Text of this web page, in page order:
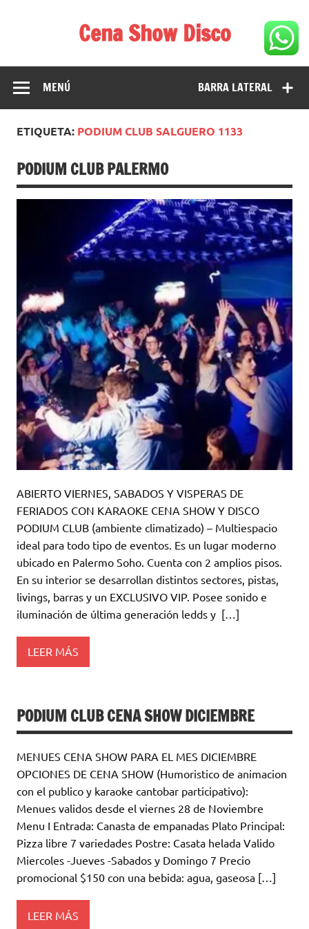
Cena Show Disco
Cena Show Disco – DISCO CENA SHOW GUIA DE
RESTAURANTES
BARRA LATERAL
MENÚ
ETIQUETA: PODIUM CLUB SALGUERO 1133
PODIUM CLUB PALERMO
ABIERTO VIERNES, SABADOS Y VISPERAS DE
FERIADOS CON KARAOKE CENA SHOW Y DISCO
PODIUM CLUB (ambiente climatizado) – Multiespacio
ideal para todo tipo de eventos. Es un lugar moderno
ubicado en Palermo Soho. Cuenta con 2 amplios pisos.
En su interior se desarrollan distintos sectores, pistas,
livings, barras y un EXCLUSIVO VIP. Posee sonido e
iluminación de última generación ledds y […]
LEER MÁS
PODIUM CLUB CENA SHOW DICIEMBRE
MENUES CENA SHOW PARA EL MES DICIEMBRE
OPCIONES DE CENA SHOW (Humoristico de animacion
con el publico y karaoke cantobar participativo):
Menues validos desde el viernes 28 de Noviembre
Menu I Entrada: Canasta de empanadas Plato Principal:
Pizza libre 7 variedades Postre: Casata helada Valido
Miercoles -Jueves -Sabados y Domingo 7 Precio
promocional $150 con una bebida: agua, gaseosa […]
LEER MÁS